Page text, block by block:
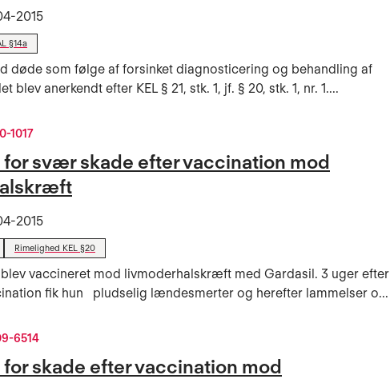
2015
§14a
døde som følge af forsinket diagnosticering og behandling af
blev anerkendt efter KEL § 21, stk. 1, jf. § 20, stk. 1, nr. 1....
1017
for svær skade efter vaccination mod
2015
Rimelighed KEL §20
blev vaccineret mod livmoderhalskræft med Gardasil. 3 uger efter
fik hun pludselig lændesmerter og herefter lammelser o...
6514
skade efter vaccination mod